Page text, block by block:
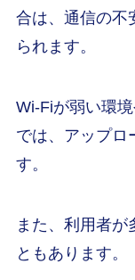
合は、通信の不
られます。
Wi-Fiが弱い環
では、アップロ
す。
また、利用者が
ともあります。